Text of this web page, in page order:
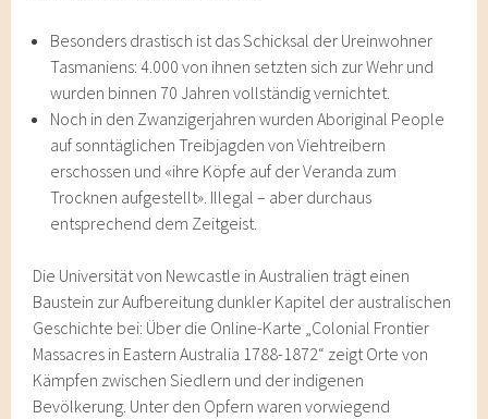
Besonders drastisch ist das Schicksal der Ureinwohner
Tasmaniens: 4.000 von ihnen setzten sich zur Wehr und
wurden binnen 70 Jahren vollständig vernichtet.
Noch in den Zwanzigerjahren wurden Aboriginal People
auf sonntäglichen Treibjagden von Viehtreibern
erschossen und «ihre Köpfe auf der Veranda zum
Trocknen aufgestellt». Illegal – aber durchaus
entsprechend dem Zeitgeist.
Die Universität von Newcastle in Australien trägt einen
Baustein zur Aufbereitung dunkler Kapitel der australischen
Geschichte bei: Über die Online-Karte „Colonial Frontier
Massacres in Eastern Australia 1788-1872“ zeigt Orte von
Kämpfen zwischen Siedlern und der indigenen
Bevölkerung. Unter den Opfern waren vorwiegend